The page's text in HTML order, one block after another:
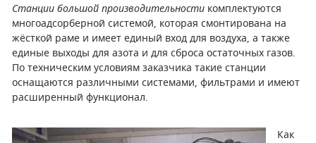
Станции большой производительности комплектуются
многоадсорберной системой, которая смонтирована на
жёсткой раме и имеет единый вход для воздуха, а также
единые выходы для азота и для сброса остаточных газов.
По техническим условиям заказчика такие станции
оснащаются различными системами, фильтрами и имеют
расширенный функционал.
Как
ДЕТАЛИ НАСОСНОЙ ЧАСТИ
ДЕТАЛИ ПОГРУЖНЫХ НАСОСОВ
ШЛАНГИ ДЛЯ МОТОПОМП
ДЛЯ ВАКУУМНЫХ НАСОСОВ